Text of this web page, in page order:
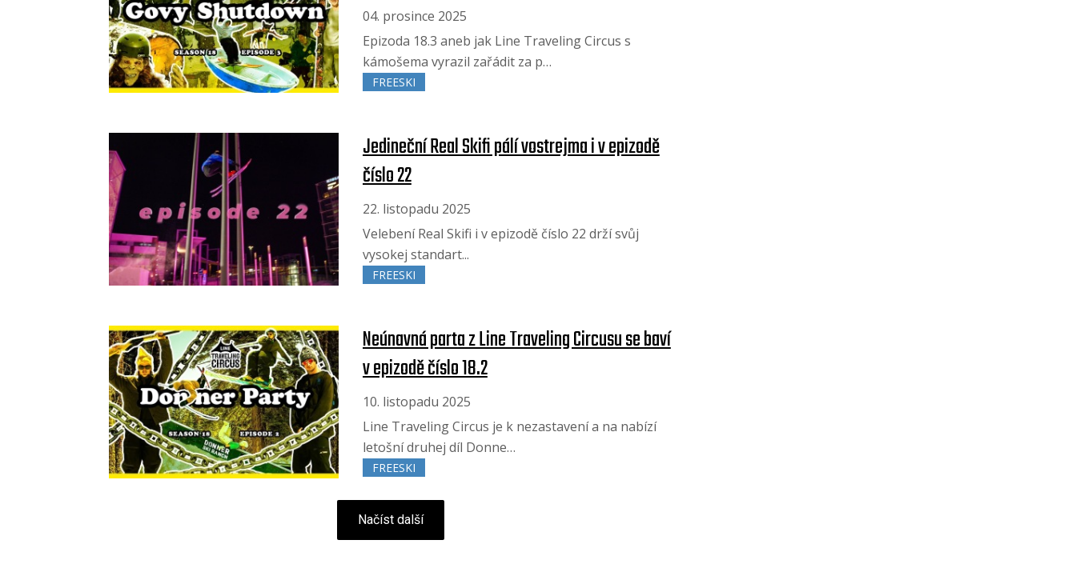
04. prosince 2025
Epizoda 18.3 aneb jak Line Traveling Circus s
kámošema vyrazil zařádit za p…
FREESKI
Jedineční Real Skifi pálí vostrejma i v epizodě
číslo 22
22. listopadu 2025
Velebení Real Skifi i v epizodě číslo 22 drží svůj
vysokej standart...
FREESKI
Neúnavná parta z Line Traveling Circusu se baví
v epizodě číslo 18.2
10. listopadu 2025
Line Traveling Circus je k nezastavení a na nabízí
letošní druhej díl Donne…
FREESKI
Načíst další